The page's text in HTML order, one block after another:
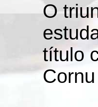
O
título